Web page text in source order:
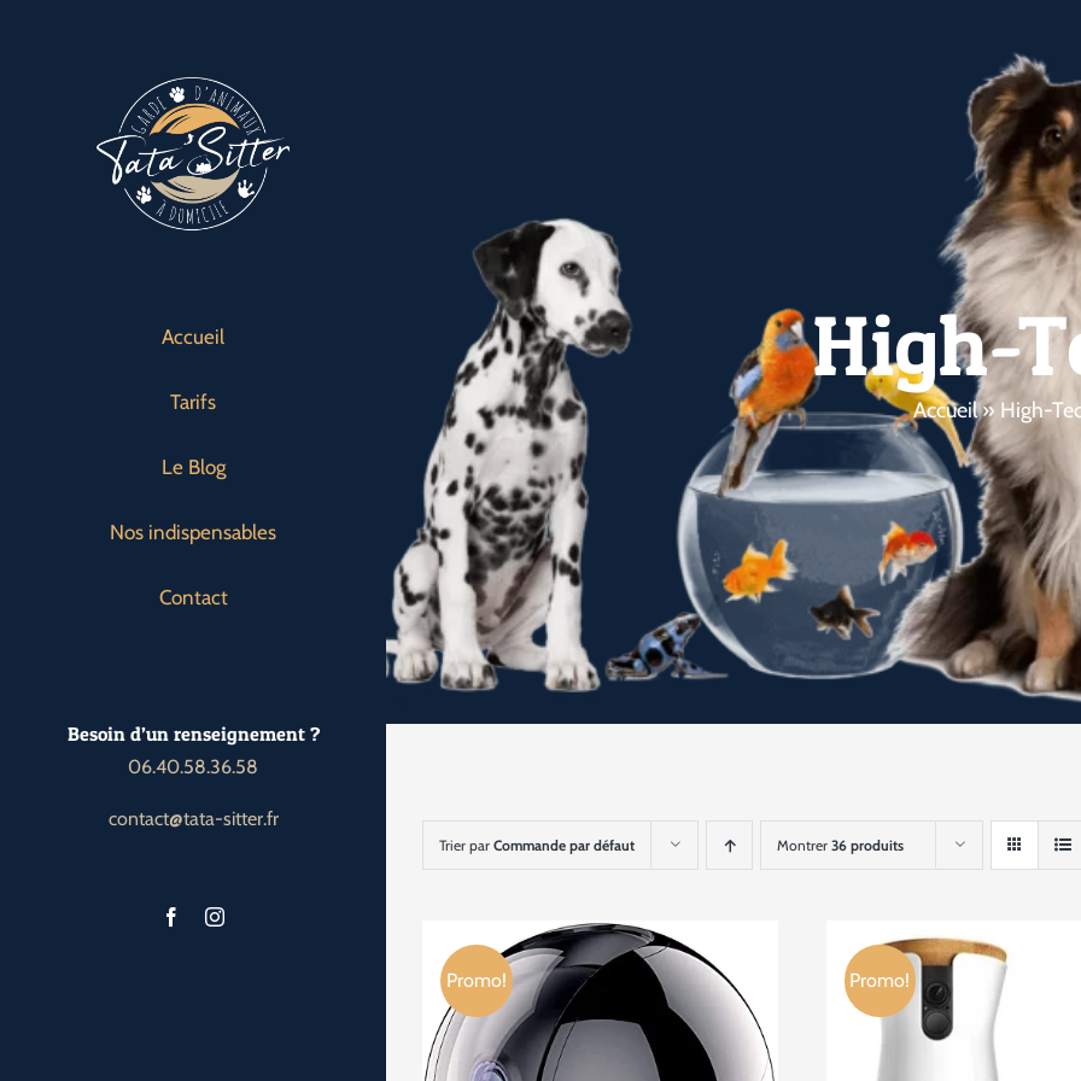
Accueil
Tarifs
Le Blog
Nos indispensables
Contact
Besoin d’un renseignement ?
06.40.58.36.58
contact@tata-sitter.fr
High-
Accueil» High-
Trier par Commande par défaut Montrer 36 produits
Promo! Promo!